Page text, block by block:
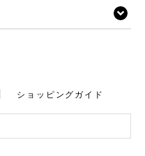
ショッピングガイド